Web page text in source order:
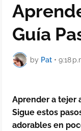
Guía
by Pat • 9:18
Aprender a tejer
Sigue estos
adorables en